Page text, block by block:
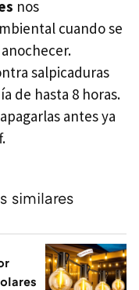
nos
cuando se
salpicaduras
de hasta 8 horas.
antes ya
similares